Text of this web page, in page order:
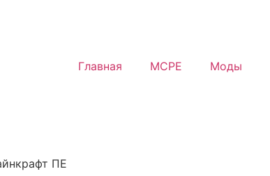
Главная MCPE Моды
ПЕ